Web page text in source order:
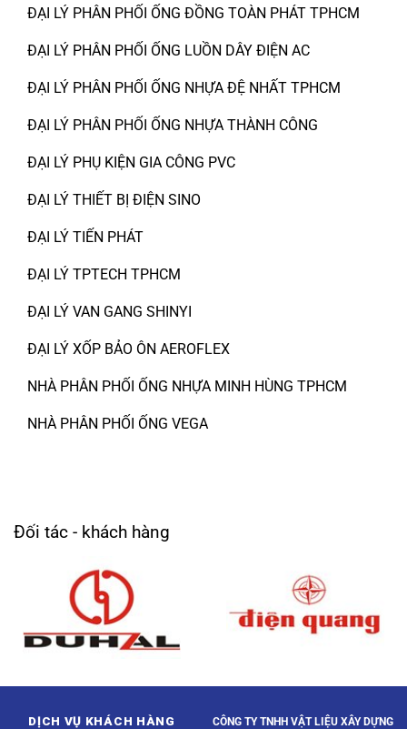
ĐẠI LÝ PHÂN PHỐI ỐNG ĐỒNG TOÀN PHÁT TPHCM
ĐẠI LÝ PHÂN PHỐI ỐNG LUỒN DÂY ĐIỆN AC
ĐẠI LÝ PHÂN PHỐI ỐNG NHỰA ĐỆ NHẤT TPHCM
ĐẠI LÝ PHÂN PHỐI ỐNG NHỰA THÀNH CÔNG
ĐẠI LÝ PHỤ KIỆN GIA CÔNG PVC
ĐẠI LÝ THIẾT BỊ ĐIỆN SINO
ĐẠI LÝ TIẾN PHÁT
ĐẠI LÝ TPTECH TPHCM
ĐẠI LÝ VAN GANG SHINYI
ĐẠI LÝ XỐP BẢO ÔN AEROFLEX
NHÀ PHÂN PHỐI ỐNG NHỰA MINH HÙNG TPHCM
NHÀ PHÂN PHỐI ỐNG VEGA
Đối tác - khách hàng
DỊCH VỤ KHÁCH HÀNG
CÔNG TY TNHH VẬT LIỆU XÂY DỰNG